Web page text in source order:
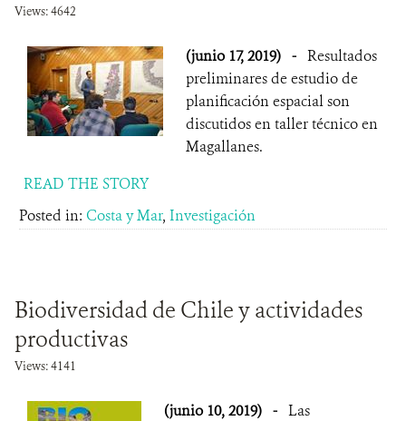
Views: 4642
(junio 17, 2019) - Resultados
preliminares de estudio de
planificación espacial son
discutidos en taller técnico en
Magallanes.
READ THE STORY
Posted in: Costa y Mar, Investigación
Biodiversidad de Chile y actividades
productivas
Views: 4141
(junio 10, 2019) - Las